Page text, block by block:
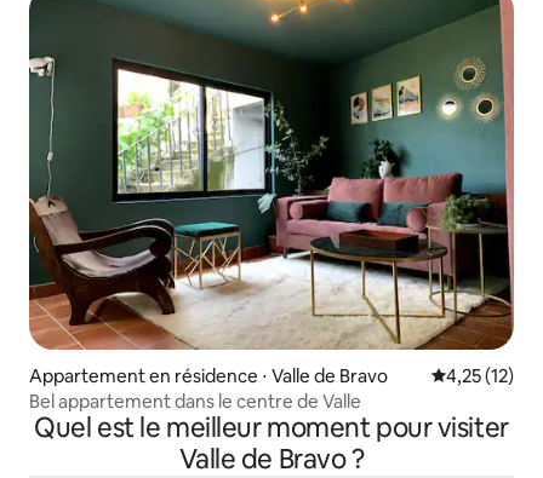
Appartement en résidence ⋅ Valle de Bravo Évaluation
4,25 (12)
Bel appartement dans le centre de Valle
Quel est le meilleur moment pour visiter
Valle de Bravo ?